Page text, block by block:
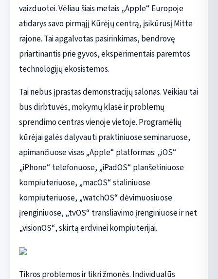
vaizduotei. Vėliau šiais metais „Apple“ Europoje
atidarys savo pirmąjį Kūrėjų centrą, įsikūrusį Mitte
rajone. Tai apgalvotas pasirinkimas, bendrovę
priartinantis prie gyvos, eksperimentais paremtos
technologijų ekosistemos.
Tai nebus įprastas demonstracijų salonas. Veikiau tai
bus dirbtuvės, mokymų klasė ir problemų
sprendimo centras vienoje vietoje. Programėlių
kūrėjai galės dalyvauti praktiniuose seminaruose,
apimančiuose visas „Apple“ platformas: „iOS“
„iPhone“ telefonuose, „iPadOS“ planšetiniuose
kompiuteriuose, „macOS“ staliniuose
kompiuteriuose, „watchOS“ dėvimuosiuose
įrenginiuose, „tvOS“ transliavimo įrenginiuose ir net
„visionOS“, skirtą erdvinei kompiuterijai.
Tikros problemos ir tikri žmonės. Individualūs